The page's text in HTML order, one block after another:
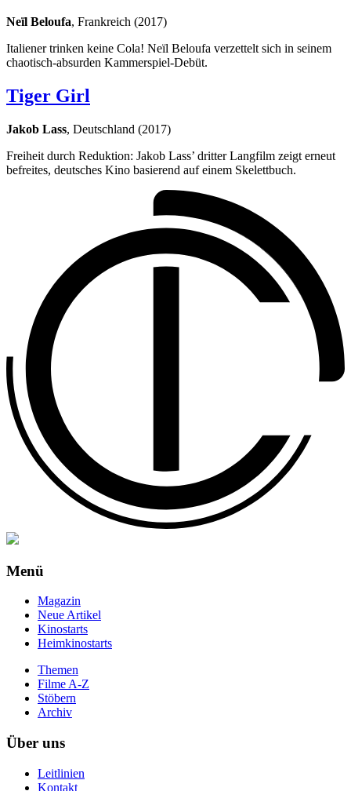
Neïl Beloufa, Frankreich (2017)
Italiener trinken keine Cola! Neïl Beloufa verzettelt sich in seinem
chaotisch-absurden Kammerspiel-Debüt.
Tiger Girl
Jakob Lass, Deutschland (2017)
Freiheit durch Reduktion: Jakob Lass’ dritter Langfilm zeigt erneut
befreites, deutsches Kino basierend auf einem Skelettbuch.
Menü
Magazin
Neue Artikel
Kinostarts
Heimkinostarts
Themen
Filme A-Z
Stöbern
Archiv
Über uns
Leitlinien
Kontakt